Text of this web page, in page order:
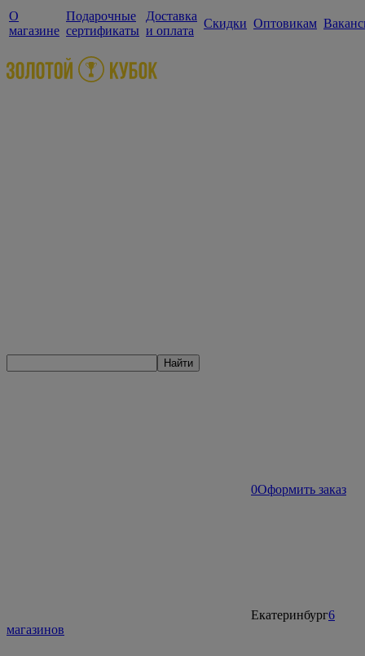
О
магазине
Подарочные
сертификаты
Доставка
и оплата
Скидки Оптовикам
Найти
0Оформить заказ
Екатеринбург6
магазинов